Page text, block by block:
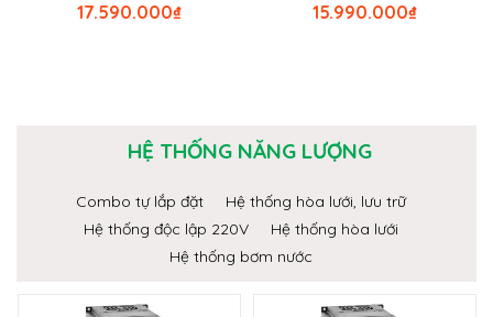
₫
17.590.000 ₫
15.990.000
HỆ THỐNG NĂNG LƯỢNG
Combo tự lắp đặt
Hệ thống hòa lưới, lưu trữ
Hệ thống độc lập 220V
Hệ thống hòa lưới
Hệ thống bơm nước